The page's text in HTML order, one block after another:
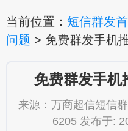
当前位置： 短信群发
问题 > 免费群发手机
免费群发手机
来源：万商超信短信
6205 发布于: